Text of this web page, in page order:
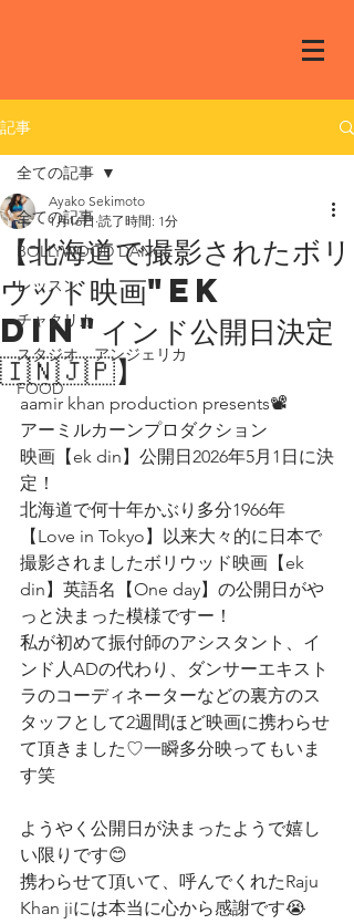
記事
全ての記事
BOLLYWOOD DANCE
レッスン
チャクリカ
スタジオ アンジェリカ
FOOD
全ての記事
【北海道で撮影されたボリ
ウッド映画"ek
din"インド公開日決定
🇮🇳🇯🇵】
Ayako Sekimoto
1月16日 読了時間: 1分
aamir khan production presents📽️
アーミルカーンプロダクション
映画【ek din】公開日2026年5月1日に決
定！
北海道で何十年かぶり多分1966年
【Love in Tokyo】以来大々的に日本で
撮影されましたボリウッド映画【ek
din】英語名【One day】の公開日がや
っと決まった模様ですー！
私が初めて振付師のアシスタント、イ
ンド人ADの代わり、ダンサーエキスト
ラのコーディネーターなどの裏方のス
タッフとして2週間ほど映画に携わらせ
て頂きました♡一瞬多分映ってもいま
す笑
ようやく公開日が決まったようで嬉し
い限りです😊
携わらせて頂いて、呼んでくれたRaju
Khan jiには本当に心から感謝です😭